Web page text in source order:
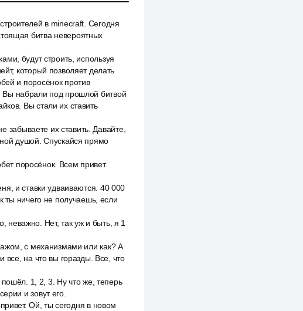
в minecraft. Сегодня
битва невероятных
будут строить, используя
который позволяет делать
и поросёнок против
Вы набрали под прошлой битвой
Вы стали их ставить
их ставить. Давайте,
душой. Спускайся прямо
поросёнок. Всем привет.
и ставки удваиваются. 40 000
ты ничего не получаешь, если
неважно. Нет, так уж и быть, я 1
с механизмами или как? А
на что вы горазды. Все, что
1, 2, 3. Ну что же, теперь
и зовут его.
Ой, ты сегодня в новом